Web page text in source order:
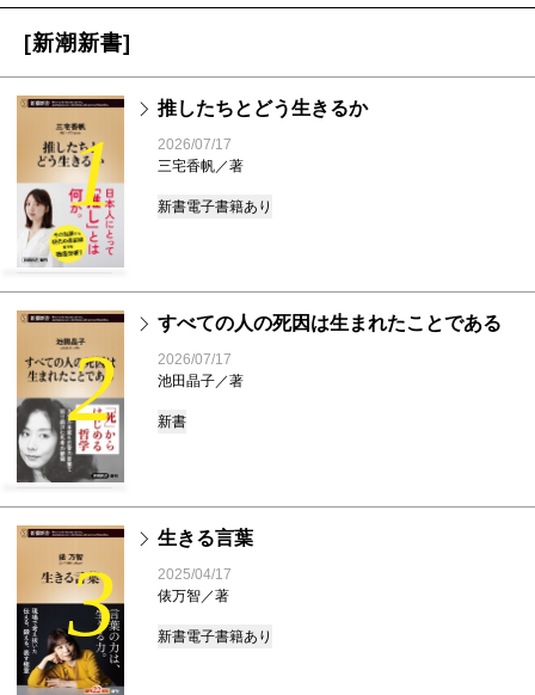
[新潮新書]
1
推したちとどう生きるか
2026/07/17
三宅香帆／著
新書電子書籍あり
2
すべての人の死因は生まれたことである
2026/07/17
池田晶子／著
新書
3
生きる言葉
2025/04/17
俵万智／著
新書電子書籍あり